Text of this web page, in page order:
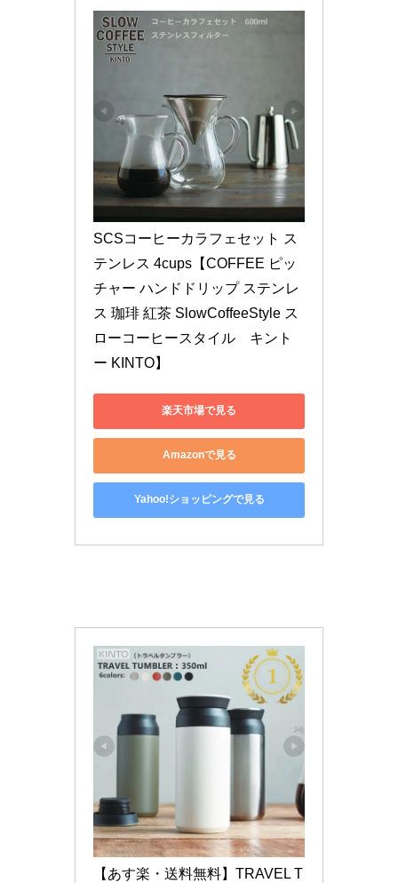
SCSコーヒーカラフェセット ス
テンレス 4cups【COFFEE ピッ
チャー ハンドドリップ ステンレ
ス 珈琲 紅茶 SlowCoffeeStyle ス
ローコーヒースタイル　キント
ー KINTO】
楽天市場で見る
Amazonで見る
Yahoo!ショッピングで見る
【あす楽・送料無料】TRAVEL T